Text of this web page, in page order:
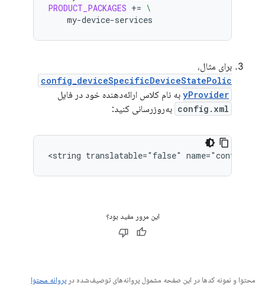
PRODUCT_PACKAGES += \
برای مثال،
config_deviceSpecificDeviceStatePolic
yProvider به نام کلاس ارائه‌دهنده خود در فایل
config.xml به‌روزرسانی کنید:
<string translatable="false"
این مرور مفید بود؟
محتوا و نمونه کدها در این صفحه مشمول پروانه‌های توصیف‌شده در پروانه محتوا